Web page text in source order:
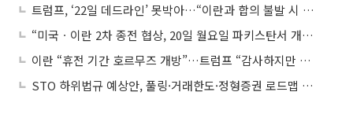
트럼프, ‘22일 데드라인’ 못박아…“이란과 합의 불발 시 공습 재개”
“미국ㆍ이란 2차 종전 협상, 20일 월요일 파키스탄서 개최 전망”
이란 “휴전 기간 호르무즈 개방”…트럼프 “감사하지만 해군 봉쇄는 유지”
STO 하위법규 예상안, 풀링·거래한도·정형증권 로드맵 제시